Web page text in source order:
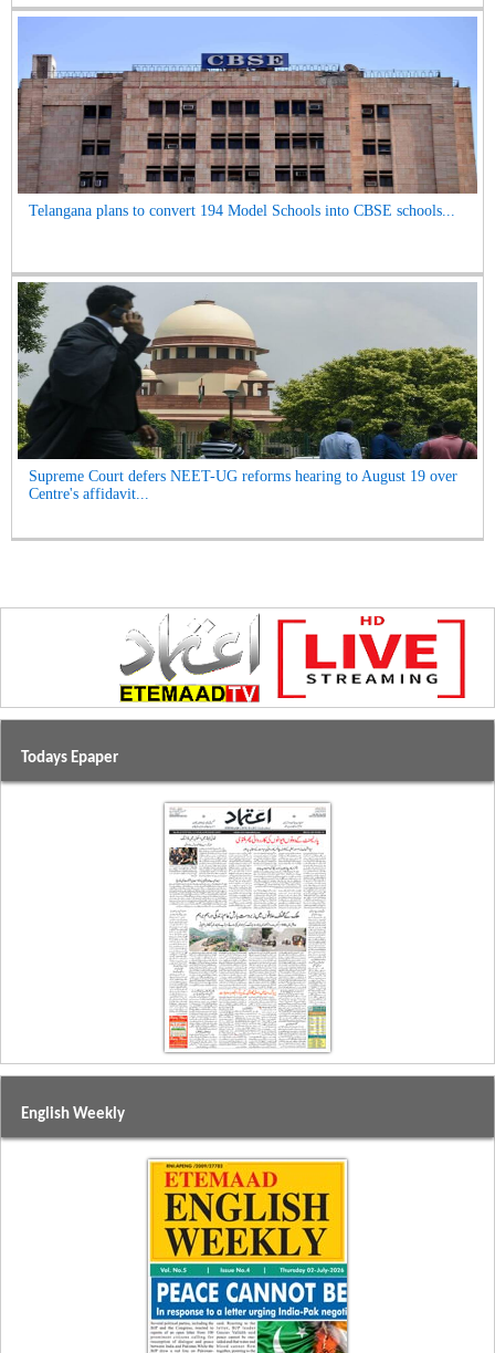
Telangana plans to convert 194 Model Schools into CBSE schools...
Supreme Court defers NEET-UG reforms hearing to August 19 over
Centre's affidavit...
Todays Epaper
English Weekly